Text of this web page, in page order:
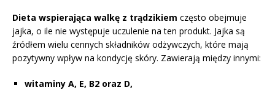
Dieta wspierająca walkę z trądzikiem często obejmuje
jajka, o ile nie występuje uczulenie na ten produkt. Jajka są
źródłem wielu cennych składników odżywczych, które mają
pozytywny wpływ na kondycję skóry. Zawierają między innymi:
witaminy A, E, B2 oraz D,